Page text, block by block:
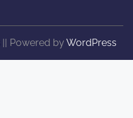
|| Powered by WordPress